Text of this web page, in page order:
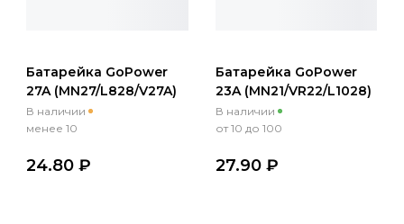
Батарейка GoPower
27A (MN27/L828/V27A)
BL5 5/100
В наличии
менее 10
24.80 ₽
Батарейка GoPower
23A (MN21/VR22/L1028)
BL5 5/100
В наличии
от 10 до 100
27.90 ₽